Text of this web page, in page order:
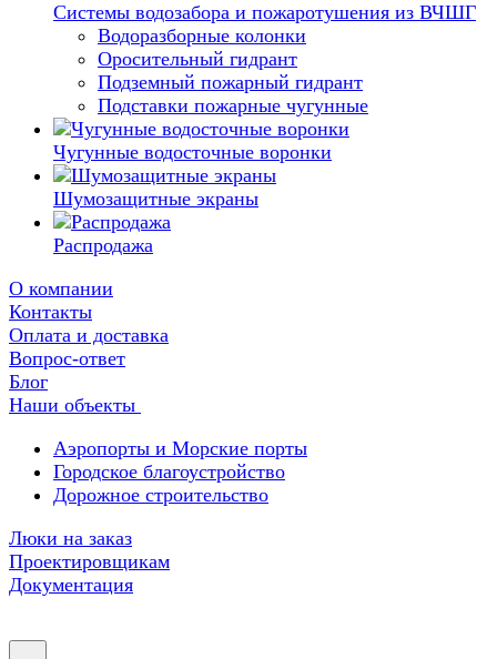
Системы водозабора и пожаротушения из ВЧШГ
Водоразборные колонки
Оросительный гидрант
Подземный пожарный гидрант
Подставки пожарные чугунные
Чугунные водосточные воронки
Шумозащитные экраны
Распродажа
О компании
Контакты
Оплата и доставка
Вопрос-ответ
Блог
Наши объекты
Аэропорты и Морские порты
Городское благоустройство
Дорожное строительство
Люки на заказ
Проектировщикам
Документация